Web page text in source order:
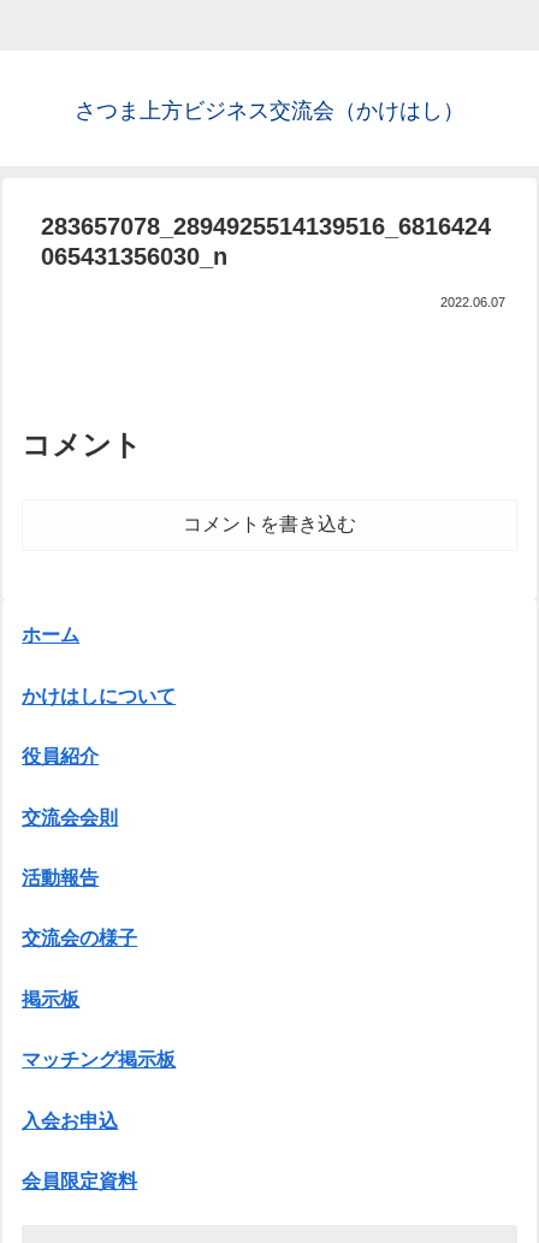
さつま上方ビジネス交流会（かけはし）
283657078_2894925514139516_6816424
065431356030_n
2022.06.07
コメント
コメントを書き込む
ホーム
かけはしについて
役員紹介
交流会会則
活動報告
交流会の様子
掲示板
マッチング掲示板
入会お申込
会員限定資料